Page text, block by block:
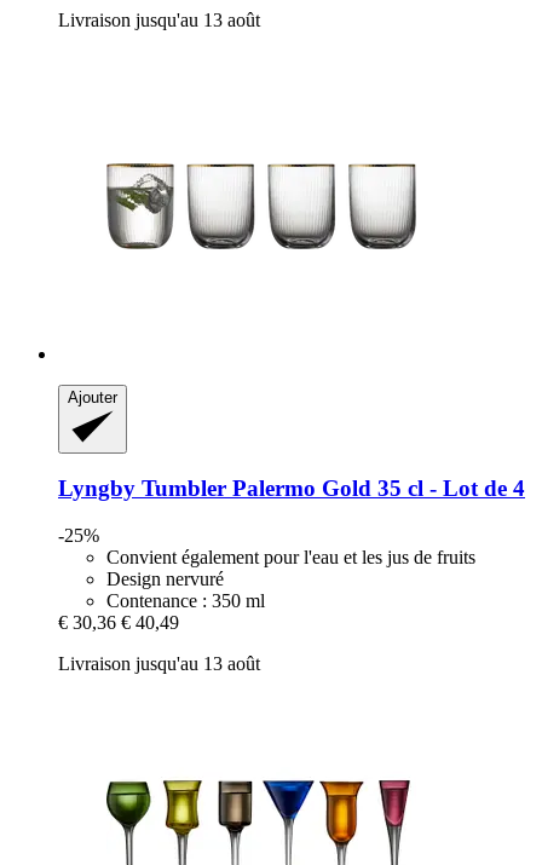
Livraison jusqu'au 13 août
Ajouter
Lyngby Tumbler Palermo Gold 35 cl -​ Lot de 4
-25%
Convient également pour l'eau et les jus de fruits
Design nervuré
Contenance : 350 ml
€ 30,36 € 40,49
Livraison jusqu'au 13 août